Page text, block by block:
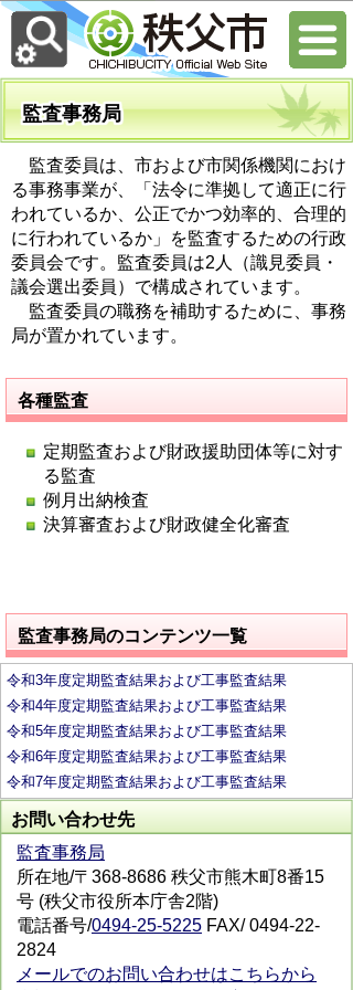
監査事務局
監査委員は、市および市関係機関におけ
る事務事業が、「法令に準拠して適正に行
われているか、公正でかつ効率的、合理的
に行われているか」を監査するための行政
委員会です。監査委員は2人（識見委員・
議会選出委員）で構成されています。
監査委員の職務を補助するために、事務
局が置かれています。
各種監査
定期監査および財政援助団体等に対す
る監査
例月出納検査
決算審査および財政健全化審査
監査事務局のコンテンツ一覧
令和3年度定期監査結果および工事監査結果
令和4年度定期監査結果および工事監査結果
令和5年度定期監査結果および工事監査結果
令和6年度定期監査結果および工事監査結果
令和7年度定期監査結果および工事監査結果
お問い合わせ先
監査事務局
所在地/〒368-8686 秩父市熊木町8番15
号 (秩父市役所本庁舎2階)
電話番号/0494-25-5225 FAX/ 0494-22-
2824
メールでのお問い合わせはこちらから